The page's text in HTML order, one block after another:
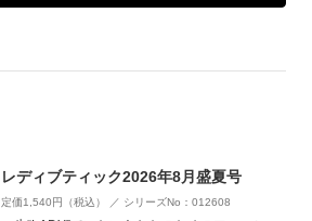
レディブティック2026年8月盛夏号
定価1,540円（税込） ／ シリーズNo：012608